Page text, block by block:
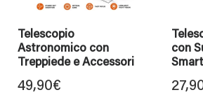
Telescopio
Astronomico con
Treppiede e Accessori
49,90€
con